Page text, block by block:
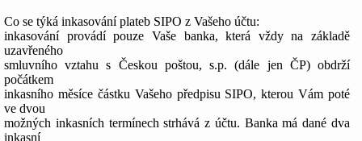
Co se týká inkasování plateb SIPO z Vašeho účtu:
inkasování provádí pouze Vaše banka, která vždy na základě
uzavřeného
smluvního vztahu s Českou poštou, s.p. (dále jen ČP) obdrží
počátkem
inkasního měsíce částku Vašeho předpisu SIPO, kterou Vám poté
ve dvou
možných inkasních termínech strhává z účtu. Banka má dané dva
inkasní